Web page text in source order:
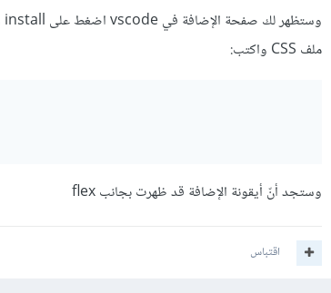
ملف CSS واكتب:
وستجد أنّ أيقونة الإضافة قد ظهرت بجانب flex
اقتباس